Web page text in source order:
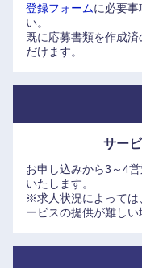
登録フォームに必要事
い。
既に応募書類を作成
だけます。
サー
お申し込みから3～4
いたします。
※求人状況によっては
ービスの提供が難しい
中国・四国地
岡山県
山口県
香川県